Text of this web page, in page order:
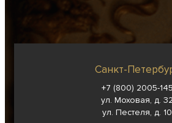
Санкт-
+7 (800) 2005-145
ул. Моховая, д. 32
ул. Пестеля, д. 10